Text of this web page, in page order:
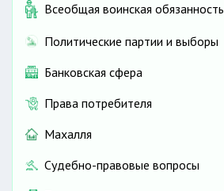
Всеобщая воинская обязанность
Политические партии и выборы
Банковская сфера
Права потребителя
Махалля
Судебно-правовые вопросы